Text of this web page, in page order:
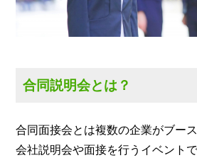
合同説明会とは？
合同面接会とは複数の企業がブー
会社説明会や面接を行うイベントで